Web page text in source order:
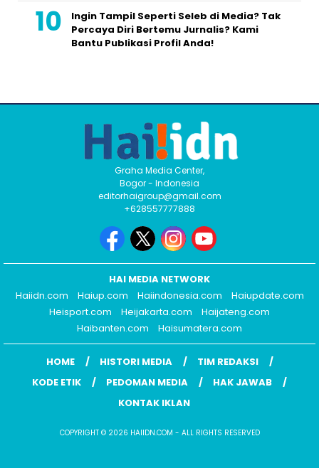
Ingin Tampil Seperti Seleb di Media? Tak
Percaya Diri Bertemu Jurnalis? Kami
Bantu Publikasi Profil Anda!
Graha Media Center,
Bogor - Indonesia
editorhaigroup@gmail.com
+628557777888
HAI MEDIA NETWORK
Haiidn.com
Haiup.com Haiindonesia.com
Haiupdate.com
Heisport.com
Heijakarta.com
Haijateng.com
Haibanten.com
Haisumatera.com
HOME HISTORI MEDIA
TIM REDAKSI
KODE ETIK
PEDOMAN MEDIA
HAK JAWAB
KONTAK IKLAN
COPYRIGHT © 2026 HAIIDN.COM - ALL RIGHTS RESERVED